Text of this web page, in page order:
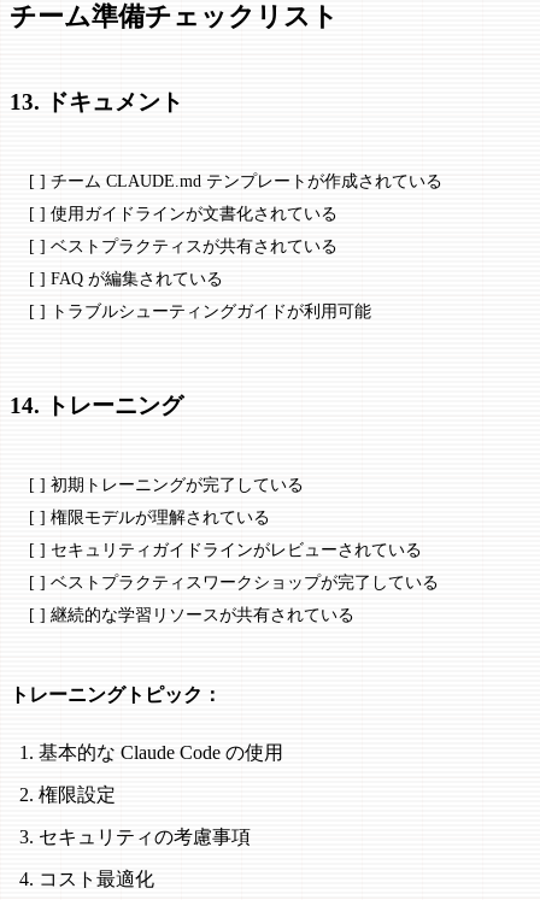
チーム準備チェックリスト
13. ドキュメント
[ ] チーム CLAUDE.md テンプレートが作成されている
[ ] 使用ガイドラインが文書化されている
[ ] ベストプラクティスが共有されている
[ ] FAQ が編集されている
[ ] トラブルシューティングガイドが利用可能
14. トレーニング
[ ] 初期トレーニングが完了している
[ ] 権限モデルが理解されている
[ ] セキュリティガイドラインがレビューされている
[ ] ベストプラクティスワークショップが完了している
[ ] 継続的な学習リソースが共有されている
トレーニングトピック：
基本的な Claude Code の使用
権限設定
セキュリティの考慮事項
コスト最適化